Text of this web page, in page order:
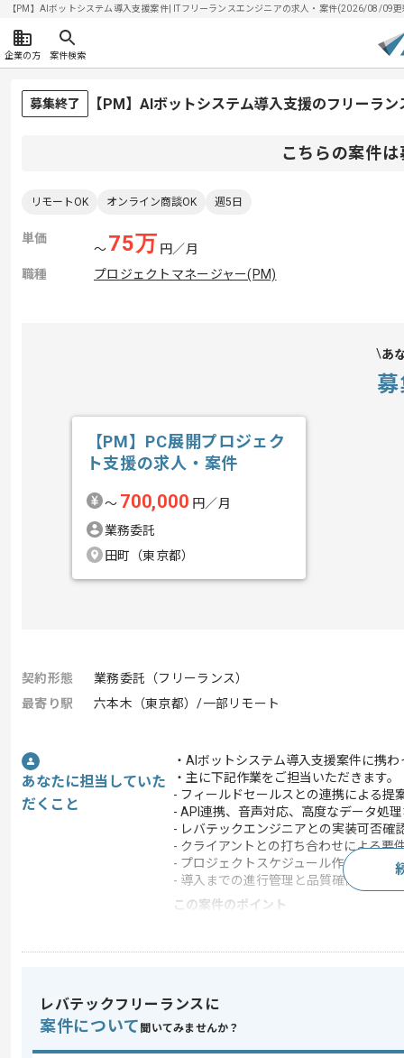
【PM】AIボットシステム導入支援案件| ITフリーランスエンジニアの求人・案件(2026/08/09
企業の方 案件検索
募集終了 【PM】AIボットシステム導入支援のフリーラ
こちらの案件
リモートOK オンライン商談OK 週5日
単価
〜75万 円／月
職種
プロジェクトマネージャー(PM)
あ
【PM】PC展開プロジェク
ト支援の求人・案件
〜 700,000 円／月
業務委託
田町（東京都）
契約形態
業務委託（フリーランス）
最寄り駅
六本木（東京都）/一部リモート
あなたに担当していた
だくこと
・AIボットシステム導入支援案件に携
・主に下記作業をご担当いただきます。
- フィールドセールスとの連携による提
- API連携、音声対応、高度なデータ処
- レバテックエンジニアとの実装可否確
- クライアントとの打ち合わせによる要
- プロジェクトスケジュール作成、進捗
- 導入までの進行管理と品質確保(1案件
この案件のポイント
スキル
求めるスキル
・ITプロジェクトにおけるプロジェクト
レバテックフリーランスに
案件について 聞いてみませんか？